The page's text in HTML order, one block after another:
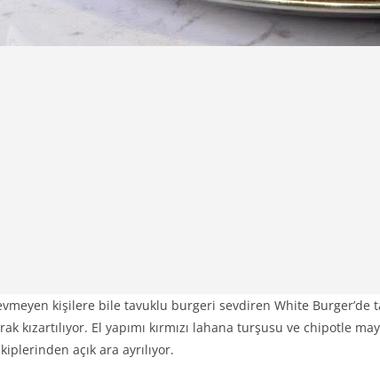
kişilere bile tavuklu burgeri sevdiren White
kızartılıyor. El yapımı kırmızı lahana turşusu ve
açık ara ayrılıyor.